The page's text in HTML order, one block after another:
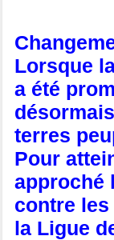
Lorsque
a été
terres
Pour
approché
contre
la Ligue